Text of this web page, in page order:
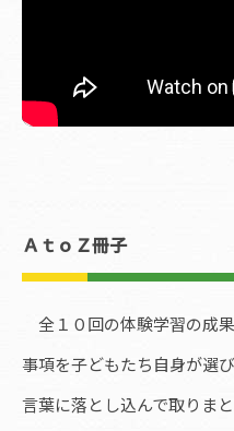
ＡｔｏＺ冊子
全１０回の体験学習の成
事項を子どもたち自身が選
言葉に落とし込んで取りま